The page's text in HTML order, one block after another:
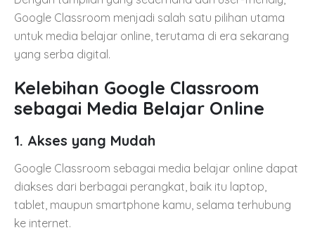
Google Classroom menjadi salah satu pilihan utama
untuk media belajar online, terutama di era sekarang
yang serba digital.
Kelebihan Google Classroom
sebagai Media Belajar Online
1. Akses yang Mudah
Google Classroom sebagai media belajar online dapat
diakses dari berbagai perangkat, baik itu laptop,
tablet, maupun smartphone kamu, selama terhubung
ke internet.